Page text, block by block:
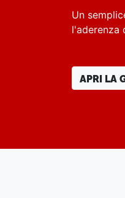
Un
l'aderenza
APRI LA